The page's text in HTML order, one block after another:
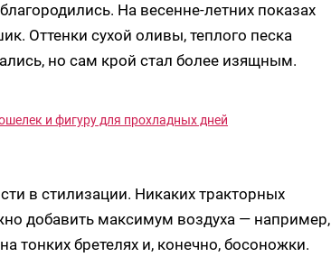
На весенне-летних показах
Оттенки сухой оливы, теплого песка
но сам крой стал более изящным.
и фигуру для прохладных дней
в стилизации. Никаких тракторных
добавить максимум воздуха — например,
тонких бретелях и, конечно, босоножки.